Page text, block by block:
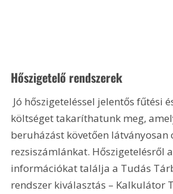
Hőszigetelő rendszerek
költséget takaríthatunk meg,
beruházást követően látványosan
rezsiszámlánkat. Hőszigetelésről
információkat találja a Tudás
rendszer kiválasztás – Kalkulátor